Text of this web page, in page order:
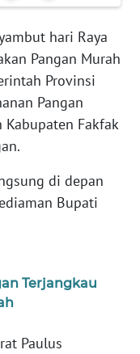
hari Raya
Pangan Murah
Provinsi
Pangan
Fakfak
di depan
Bupati
Terjangkau
Paulus